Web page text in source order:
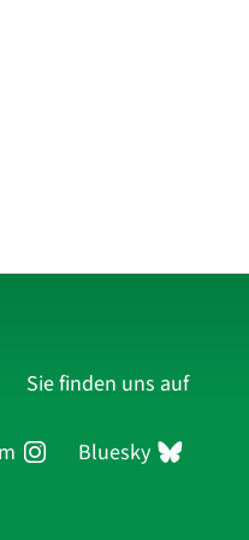
Sie finden uns auf
Bluesky